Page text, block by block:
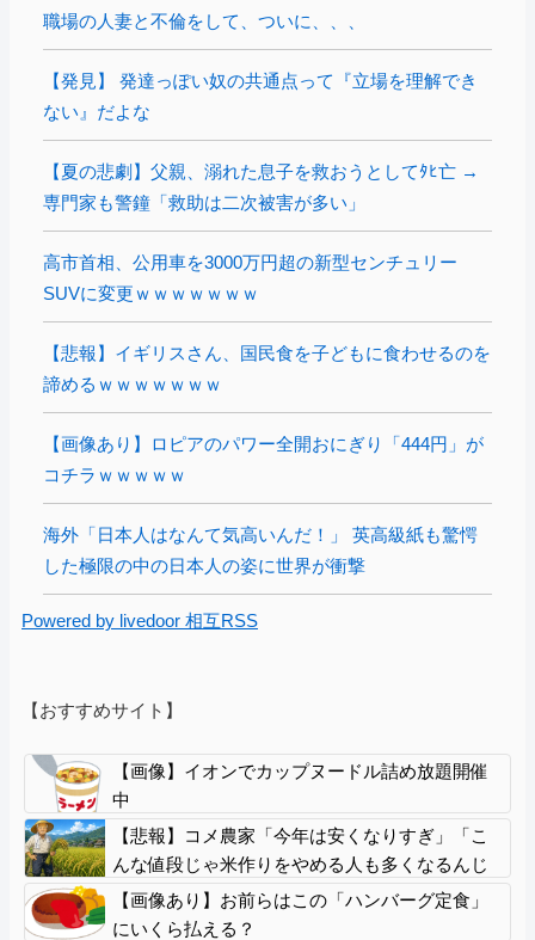
職場の人妻と不倫をして、ついに、、、
【発見】 発達っぽい奴の共通点って『立場を理解でき
ない』だよな
【夏の悲劇】父親、溺れた息子を救おうとしてﾀﾋ亡 →
専門家も警鐘「救助は二次被害が多い」
高市首相、公用車を3000万円超の新型センチュリー
SUVに変更ｗｗｗｗｗｗｗ
【悲報】イギリスさん、国民食を子どもに食わせるのを
諦めるｗｗｗｗｗｗｗ
【画像あり】ロピアのパワー全開おにぎり「444円」が
コチラｗｗｗｗｗ
海外「日本人はなんて気高いんだ！」 英高級紙も驚愕
した極限の中の日本人の姿に世界が衝撃
Powered by livedoor 相互RSS
【おすすめサイト】
【画像】イオンでカップヌードル詰め放題開催
中
【悲報】コメ農家「今年は安くなりすぎ」「こ
んな値段じゃ米作りをやめる人も多くなるんじ
ゃないかな?」
【画像あり】お前らはこの「ハンバーグ定食」
にいくら払える？